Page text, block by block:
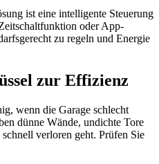
ist eine intelligente Steuerung
oder App-
zu regeln und Energie
zur Effizienz
wenn die Garage schlecht
dünne Wände, undichte Tore
verloren geht. Prüfen Sie